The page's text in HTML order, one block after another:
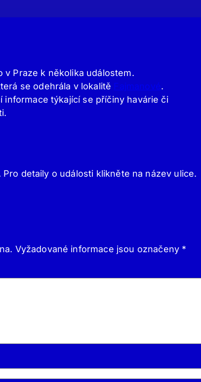
v Praze k několika událostem.
se odehrála v lokalitě Fajmanové.
informace týkající se příčiny havárie či
detaily o události klikněte na název ulice.
Vyžadované informace jsou označeny *